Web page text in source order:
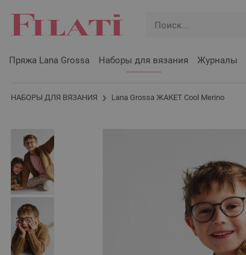
Пряжа Lana Grossa Наборы для вязания Журналы
НАБОРЫ ДЛЯ ВЯЗАНИЯ Lana Grossa ЖАКЕТ Cool Merino